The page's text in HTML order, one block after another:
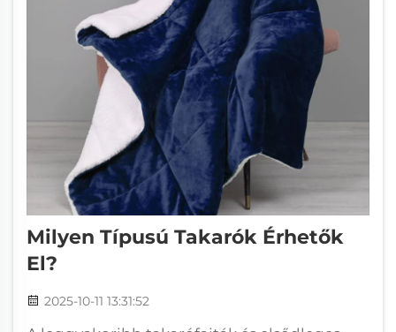
Milyen Típusú Takarók Érhetők
El?
2025-10-11 13:31:52